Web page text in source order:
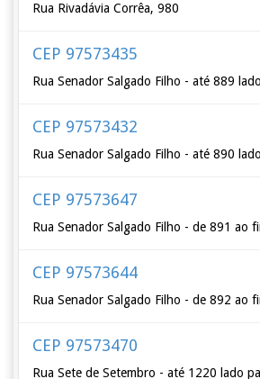
Rua Rivadávia Corrêa, 980
CEP 97573435
Rua Senador Salgado Filho - até 889
CEP 97573432
Rua Senador Salgado Filho - até 890
CEP 97573647
Rua Senador Salgado Filho - de 891 ao
CEP 97573644
Rua Senador Salgado Filho - de 892 ao
CEP 97573470
Rua Sete de Setembro - até 1220 lado